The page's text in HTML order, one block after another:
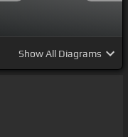
ShowAll Diagrams